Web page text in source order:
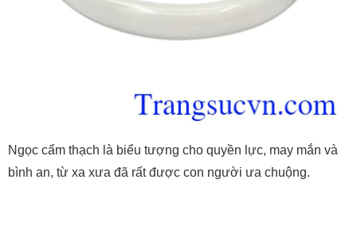
Ngọc cẩm thạch là biểu tượng cho quyền lực, may mắn và
bình an, từ xa xưa đã rất được con người ưa chuộng.